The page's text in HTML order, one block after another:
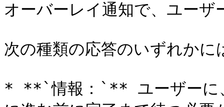
オーバーレイ通知で、ユー
次の種類の応答のいずれか
* **`情報：`** ユーザーに